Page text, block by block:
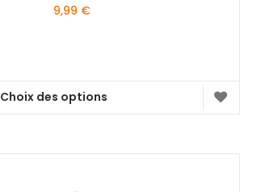
9,99 €
Choix des options
Ce